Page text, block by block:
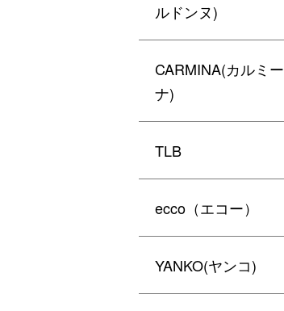
ルドンヌ)
CARMINA(カルミー
ナ)
TLB
ecco（エコー）
YANKO(ヤンコ)